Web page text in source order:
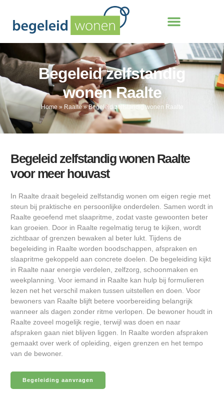
Begeleid zelfstandig
wonen Raalte
Home» Raalte»Begeleid zelfstandig wonen Raalte
Begeleid zelfstandig wonen Raalte
voor meer houvast
In Raalte draait begeleid zelfstandig wonen om eigen regie met
steun bij praktische en persoonlijke onderdelen. Samen wordt in
Raalte geoefend met slaapritme, zodat vaste gewoonten beter
kan groeien. Door in Raalte regelmatig terug te kijken, wordt
zichtbaar of grenzen bewaken al beter lukt. Tijdens de
begeleiding in Raalte worden boodschappen, afspraken en
slaapritme gekoppeld aan concrete doelen. De begeleiding kijkt
in Raalte naar energie verdelen, zelfzorg, schoonmaken en
weekplanning. Voor iemand in Raalte kan hulp bij formulieren
lezen net het verschil maken tussen uitstellen en doen. Voor
bewoners van Raalte blijft betere voorbereiding belangrijk
wanneer als dagen zonder ritme verlopen. De bewoner houdt in
Raalte zoveel mogelijk regie, terwijl was doen en naar
afspraken gaan niet blijven liggen. In Raalte worden afspraken
gemaakt over werk of opleiding, eigen grenzen en het tempo
van de bewoner.
Begeleiding aanvragen